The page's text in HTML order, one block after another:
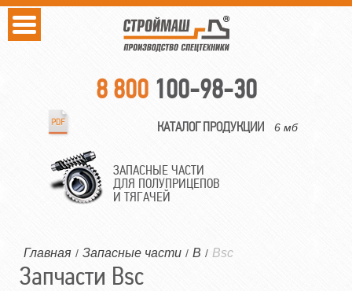
8 800 100-98-30
КАТАЛОГ ПРОДУКЦИИ 6 мб
ЗАПАСНЫЕ ЧАСТИ
ДЛЯ ПОЛУПРИЦЕПОВ
И ТЯГАЧЕЙ
Главная / Запасные части / B / Bsc
Запчасти Bsc